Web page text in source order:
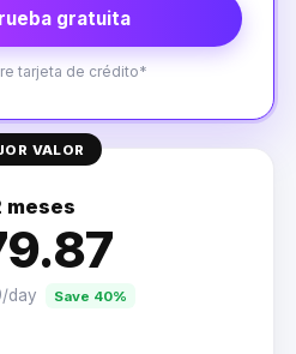
gratuita
tarjeta de crédito*
VALOR
meses
day Save 40%